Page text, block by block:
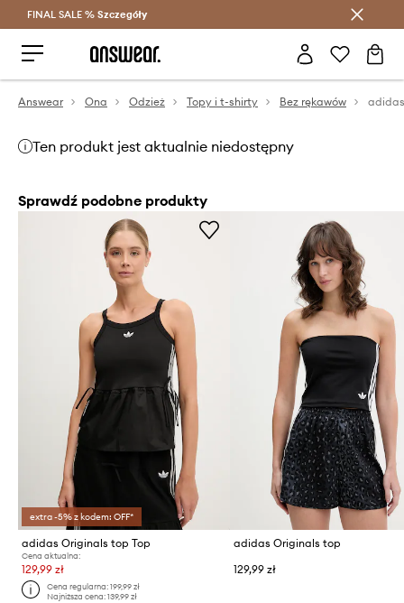
Oszczędzaj z Answear Club >
FINAL SALE % Szczegóły
Answear Ona Odzież Topy i t-shirty Bez rękawów
Ten produkt jest aktualnie niedostępny
Sprawdź podobne produkty
extra -5% z kodem: OFF*
adidas Originals top Top
Cena aktualna:
129,99 zł
Cena regularna:199,99 zł
Najniższa cena:139,99 zł
adidas Originals top
129,99 zł